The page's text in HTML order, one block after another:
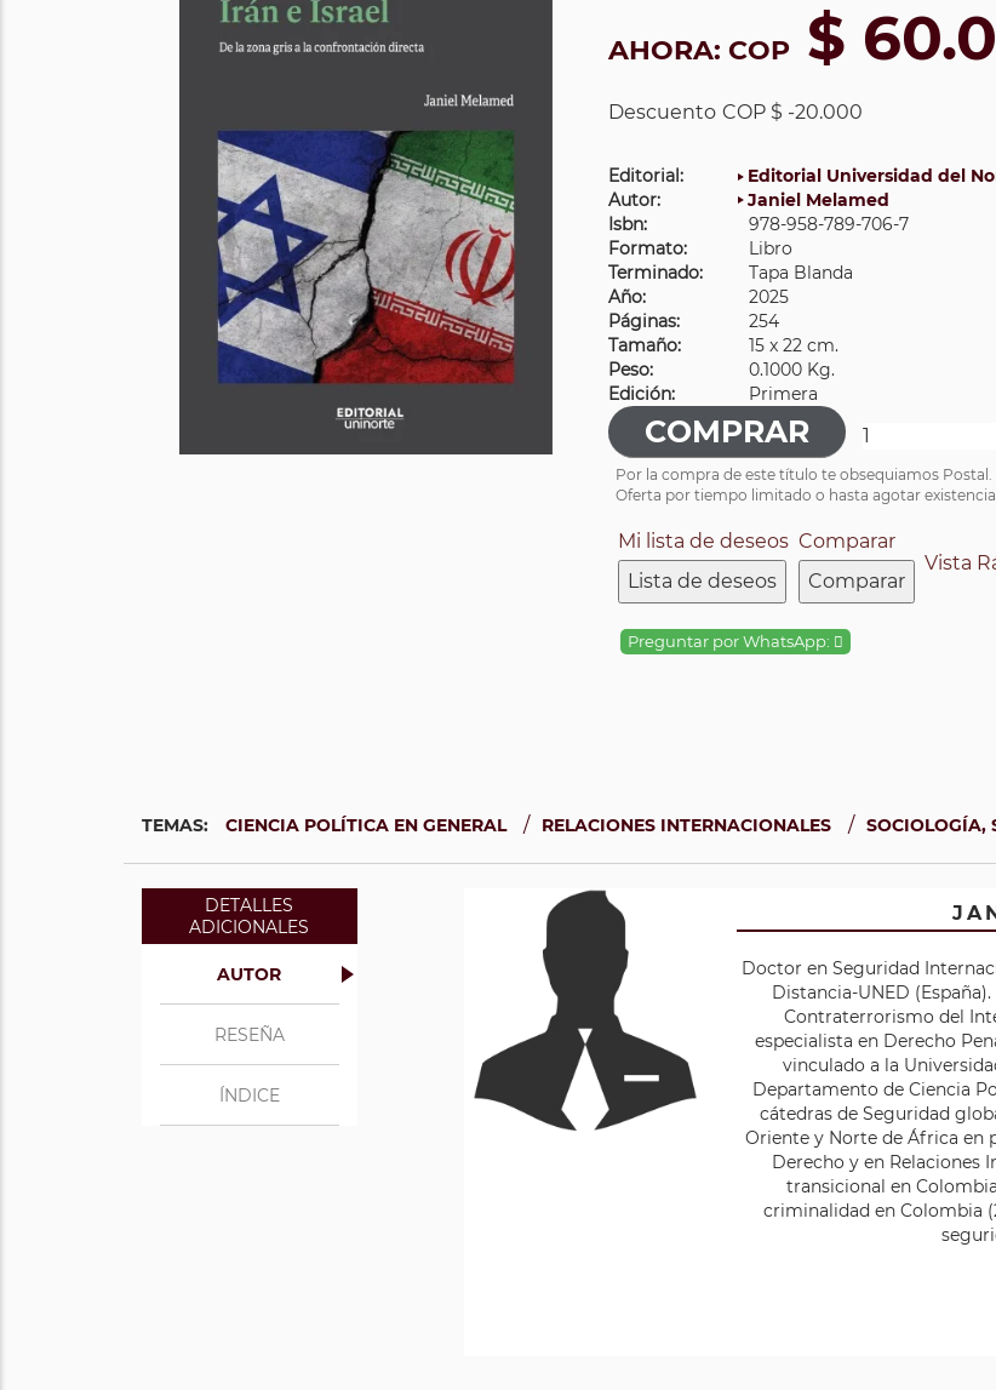
AHORA: COP $
Descuento COP $ -20.000
Editorial:
Editorial Universidad del
Autor:
Janiel Melamed
Isbn:
978-958-789-706-7
Formato:
Libro
Terminado:
Tapa Blanda
Año:
2025
Páginas:
254
Tamaño:
15 x 22 cm.
Peso:
0.1000 Kg.
Edición:
Primera
Por la compra de este título te obsequiamos Postal.
Oferta por tiempo limitado o hasta agotar
Mi lista de deseos
Lista de deseos
Comparar
Comparar
Vista
Preguntar por WhatsApp:
TEMAS: CIENCIA POLÍTICA EN GENERAL / RELACIONES INTERNACIONALES / SOCIOLOGÍA,
DETALLES
ADICIONALES
AUTOR
RESEÑA
ÍNDICE
Doctor en Seguridad
Distancia-UNED
Contraterrorismo del
especialista en Derecho
vinculado a la
Departamento de Ciencia
cátedras de Seguridad
Oriente y Norte de África en
Derecho y en Relaciones
transicional en
criminalidad en Colombia